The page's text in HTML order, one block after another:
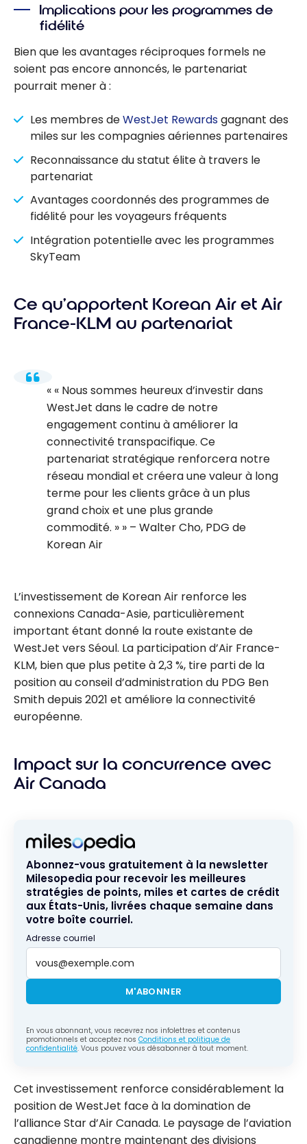
Implications pour les programmes de
fidélité
Bien que les avantages réciproques formels ne
soient pas encore annoncés, le partenariat
pourrait mener à :
Les membres deWestJet Rewardsgagnant des
miles sur les compagnies aériennes partenaires
Reconnaissance du statut élite à travers le
partenariat
Avantages coordonnés des programmes de
fidélité pour les voyageurs fréquents
Intégration potentielle avec les programmes
SkyTeam
Ce qu’apportent Korean Air et Air
France-KLM au partenariat
« Nous sommes heureux d’investir dans
WestJet dans le cadre de notre
engagement continu à améliorer la
connectivité transpacifique. Ce
partenariat stratégique renforcera notre
réseau mondial et créera une valeur à long
terme pour les clients grâce à un plus
grand choix et une plus grande
commodité. »
– Walter Cho, PDG de
Korean Air
L’investissement de Korean Air renforce les
connexions Canada-Asie, particulièrement
important étant donné la route existante de
WestJet vers Séoul. La participation d’Air France-
KLM, bien que plus petite à 2,3 %, tire parti de la
position au conseil d’administration du PDG Ben
Smith depuis 2021 et améliore la connectivité
européenne.
Impact sur la concurrence avec
Air Canada
Abonnez-vous gratuitement à la newsletter
Milesopedia pour recevoir les meilleures
stratégies de points, miles et cartes de crédit
aux États-Unis, livrées chaque semaine dans
votre boîte courriel.
Adresse courriel
M'ABONNER
En vous abonnant, vous recevrez nos infolettres et contenus
promotionnels et acceptez nos Conditions et politique de
confidentialité. Vous pouvez vous désabonner à tout moment.
Cet investissement renforce considérablement la
position de WestJet face à la domination de
l’alliance Star d’Air Canada. Le paysage de l’aviation
canadienne montre maintenant des divisions